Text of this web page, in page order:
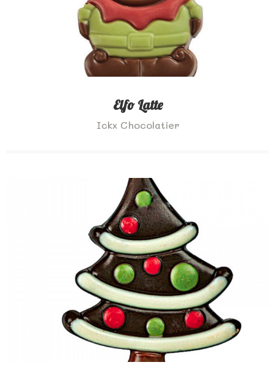
Elfo Latte
Ickx Chocolatier